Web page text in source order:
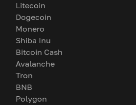
Litecoin
Dogecoin
Monero
Shiba Inu
Bitcoin Cash
Avalanche
Tron
BNB
Polygon